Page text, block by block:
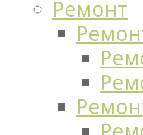
Ремонт